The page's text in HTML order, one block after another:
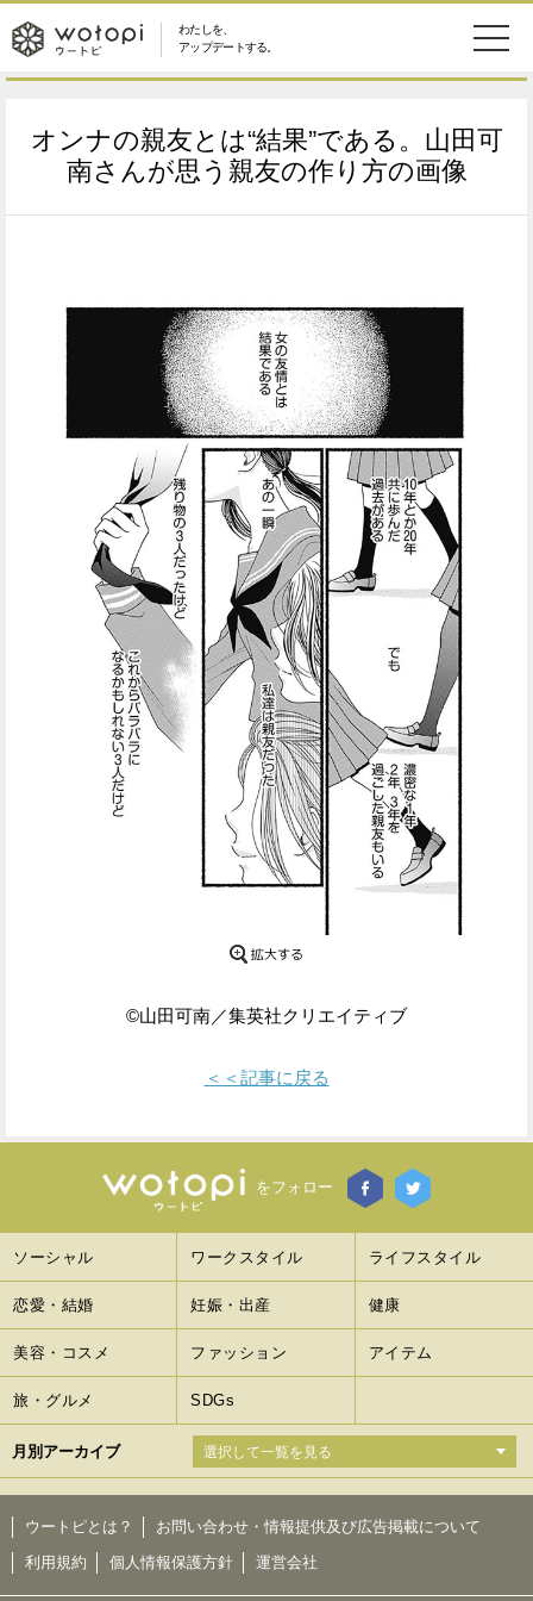
わたしを、
アップデートする。
wotopi
ウ
ト
ピ
美容・コスメ 妊娠・出産
健康 ワークスタイル
ソーシャル SDGs
アイテム
ウートピとは？
Facebook
シ
ェ
ア
Twitter
ェ
ア
す
る
オンナの親友とは“結果”である。山田可
南さんが思う親友の作り方の画像
©山田可南／集英社クリエイティブ
＜＜記事に戻る
をフォロー
ソーシャル ワークスタイル ライフスタイル
恋愛・結婚 妊娠・出産 健康
美容・コスメ ファッション アイテム
旅・グルメ SDGs
月別アーカイブ
ウートピとは？
お問い合わせ・情報提供及び広告掲載について
利用規約
個人情報保護方針 運営会社